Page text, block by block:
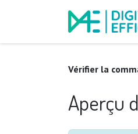
Vérifier la
Aperçu